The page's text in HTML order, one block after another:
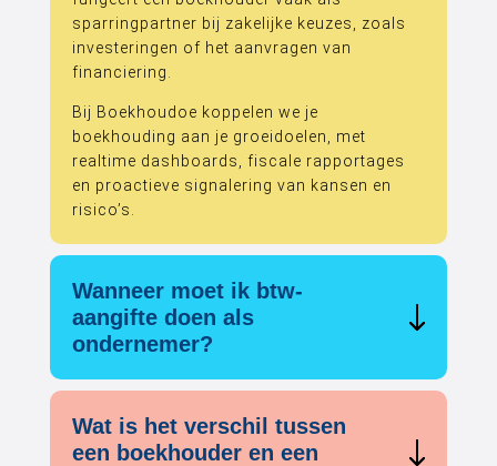
sparringpartner bij zakelijke keuzes, zoals
investeringen of het aanvragen van
financiering.
Bij Boekhoudoe koppelen we je
boekhouding aan je groeidoelen, met
realtime dashboards, fiscale rapportages
en proactieve signalering van kansen en
risico’s.
Wanneer moet ik btw-
aangifte doen als
ondernemer?
Wat is het verschil tussen
een boekhouder en een